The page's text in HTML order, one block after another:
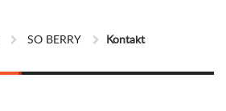
SO BERRY Kontakt